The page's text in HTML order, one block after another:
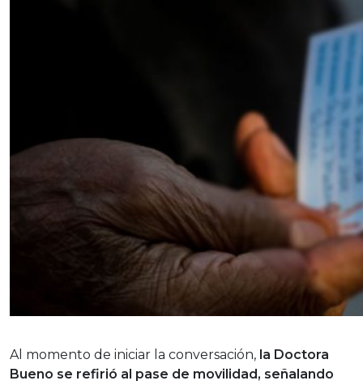
Al momento de iniciar la conversación, la Doctora
Bueno se refirió al pase de movilidad, señalando